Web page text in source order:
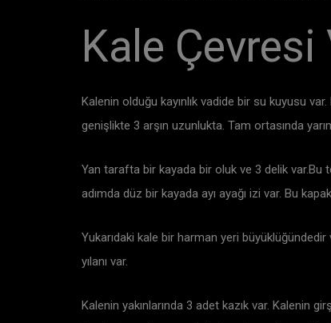
Kale Çevresi
Kalenin olduğu kayınlık vadide bir su kuyusu
genişlikte 3 arşın uzunlukta. Tam ortasında
Yan tarafta bir kayada bir oluk ve 3 delik var.Bu
adımda düz bir kayada ayı ayağı izi var. Bu
Yukarıdaki kale bir harman yeri
yılanı var.
Kalenin yakınlarında 3 adet kazık var. Kalenin